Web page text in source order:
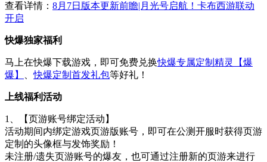
查看详情： 8月7日版本更新前瞻|月光号启航！卡布西游联动
开启
快爆独家福利
马上在快爆下载游戏，即可免费兑换快爆专属定制精灵【爆
爆】
、快爆定制首发礼包等好礼！
上线福利活动
1、【页游账号绑定活动】
活动期间内绑定游戏页游版账号，即可在公测开服时获得页游
定制的头像框与发饰奖励！
未注册/遗失页游账号的爆友，也可通过注册新的页游来进行